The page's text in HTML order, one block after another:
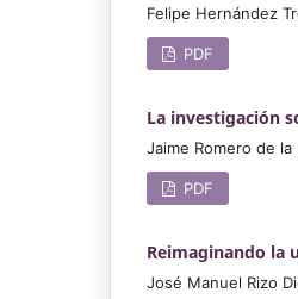
Felipe Hernández
PDF
La investigación
Jaime Romero de la
PDF
Reimaginando la
José Manuel Rizo